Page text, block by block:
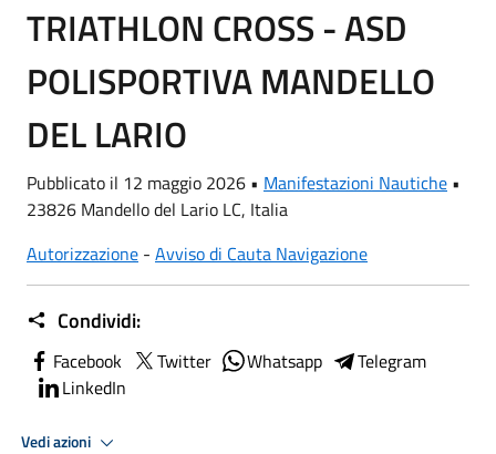
TRIATHLON CROSS - ASD
POLISPORTIVA MANDELLO
DEL LARIO
Pubblicato il 12 maggio 2026 • Manifestazioni Nautiche •
23826 Mandello del Lario LC, Italia
Autorizzazione - Avviso di Cauta Navigazione
Condividi:
Facebook Twitter Whatsapp
Telegram
LinkedIn
Vedi azioni